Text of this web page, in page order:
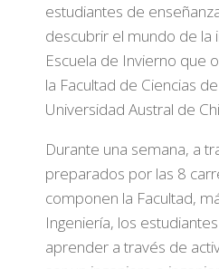
estudiantes de
descubrir el mundo de la
Escuela de Invierno que
la Facultad de Ciencias
Universidad Austral de
Durante una semana, a
preparados por las 8
componen la Facultad,
Ingeniería, los
aprender a través de